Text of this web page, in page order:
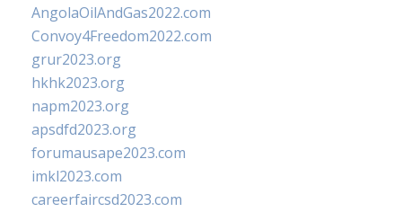
AngolaOilAndGas2022.com
Convoy4Freedom2022.com
grur2023.org
hkhk2023.org
napm2023.org
apsdfd2023.org
forumausape2023.com
imkl2023.com
careerfaircsd2023.com